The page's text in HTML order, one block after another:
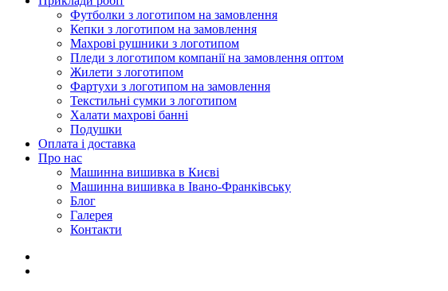
Футболки з логотипом на замовлення
Кепки з логотипом на замовлення
Махрові рушники з логотипом
Пледи з логотипом компанії на замовлення оптом
Жилети з логотипом
Фартухи з логотипом на замовлення
Текстильні сумки з логотипом
Халати махрові банні
Подушки
Оплата і доставка
Про нас
Машинна вишивка в Києві
Машинна вишивка в Івано-Франківську
Блог
Галерея
Контакти